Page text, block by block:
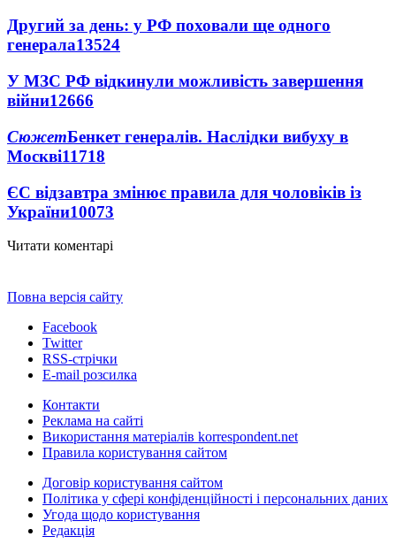
Другий за день: у РФ поховали ще одного
генерала13524
У МЗС РФ відкинули можливість завершення
війни12666
СюжетБенкет генералів. Наслідки вибуху в
Москві11718
ЄС відзавтра змінює правила для чоловіків із
України10073
Читати коментарі
Повна версія сайту
Facebook
Twitter
RSS-стрічки
E-mail розсилка
Контакти
Реклама на сайті
Використання матеріалів korrespondent.net
Правила користування сайтом
Договір користування сайтом
Політика у сфері конфіденційності і персональних даних
Угода щодо користування
Редакція